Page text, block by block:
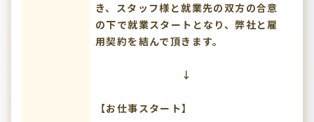
き、スタッフ様と就業先の双方の合意
の下で就業スタートとなり、弊社と雇
用契約を結んで頂きます。
↓
【お仕事スタート】